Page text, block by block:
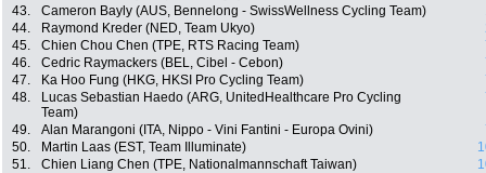
43.
Cameron Bayly (AUS, Bennelong - SwissWellness Cycling Team)
44.
Raymond Kreder (NED, Team Ukyo)
45.
Chien Chou Chen (TPE, RTS Racing Team)
46.
Cedric Raymackers (BEL, Cibel - Cebon)
47.
Ka Hoo Fung (HKG, HKSI Pro Cycling Team)
48.
Lucas Sebastian Haedo (ARG, UnitedHealthcare Pro Cycling
Team)
49. Alan Marangoni (ITA, Nippo - Vini Fantini - Europa Ovini)
50.
Martin Laas (EST, Team Illuminate)
51.
Chien Liang Chen (TPE, Nationalmannschaft Taiwan)